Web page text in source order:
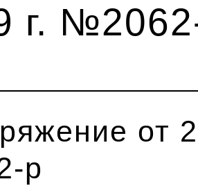
г.
от
р